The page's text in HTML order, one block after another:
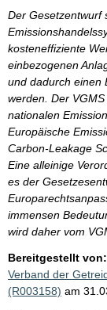
Der Gesetzentwurf
kosteneffiziente
einbezogenen
und dadurch einen
werden. Der
nationalen
Europäische
Carbon-Leakage
Eine alleinige
es der
immensen
wird daher vom
Bereitgestellt von:
Verband der
(R003158) am